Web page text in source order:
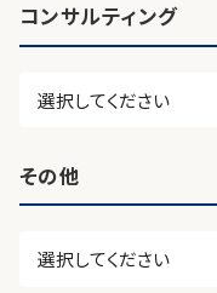
コンサルティング
その他